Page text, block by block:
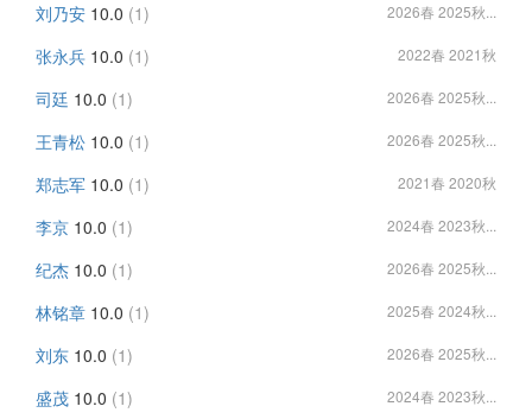
刘乃安 10.0 (1) 2026春 2025秋...
张永兵 10.0 (1) 2022春 2021秋
司廷 10.0 (1) 2026春 2025秋...
王青松 10.0 (1) 2026春 2025秋...
郑志军 10.0 (1) 2021春 2020秋
李京 10.0 (1) 2024春 2023秋...
纪杰 10.0 (1) 2026春 2025秋...
林铭章 10.0 (1) 2025春 2024秋...
刘东 10.0 (1) 2026春 2025秋...
盛茂 10.0 (1) 2024春 2023秋...